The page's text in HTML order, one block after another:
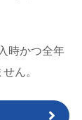
時かつ全年
ん。